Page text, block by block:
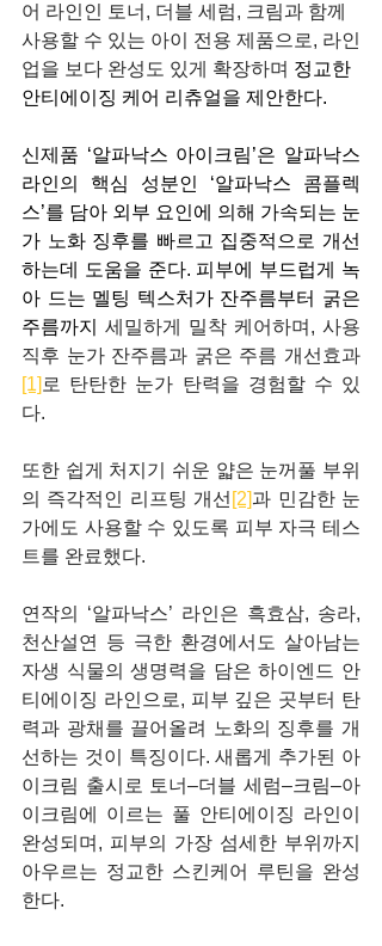
어 라인인 토너, 더블 세럼, 크림과 함께
사용할 수 있는 아이 전용 제품으로, 라인
업을 보다 완성도 있게 확장하며 정교한
안티에이징 케어 리츄얼을 제안한다.
신제품 ‘알파낙스 아이크림’은 알파낙스
라인의 핵심 성분인 ‘알파낙스 콤플렉
스’를 담아 외부 요인에 의해 가속되는 눈
가 노화 징후를 빠르고 집중적으로 개선
하는데 도움을 준다. 피부에 부드럽게 녹
아 드는 멜팅 텍스처가 잔주름부터 굵은
주름까지 세밀하게 밀착 케어하며, 사용
직후 눈가 잔주름과 굵은 주름 개선효과
[1] 로 탄탄한 눈가 탄력을 경험할 수 있
다.
또한 쉽게 처지기 쉬운 얇은 눈꺼풀 부위
의 즉각적인 리프팅 개선 [2]과 민감한 눈
가에도 사용할 수 있도록 피부 자극 테스
트를 완료했다.
연작의 ‘알파낙스’ 라인은 흑효삼, 송라,
천산설연 등 극한 환경에서도 살아남는
자생 식물의 생명력을 담은 하이엔드 안
티에이징 라인으로, 피부 깊은 곳부터 탄
력과 광채를 끌어올려 노화의 징후를 개
선하는 것이 특징이다. 새롭게 추가된 아
이크림 출시로 토너–더블 세럼–크림–아
이크림에 이르는 풀 안티에이징 라인이
완성되며, 피부의 가장 섬세한 부위까지
아우르는 정교한 스킨케어 루틴을 완성
한다.